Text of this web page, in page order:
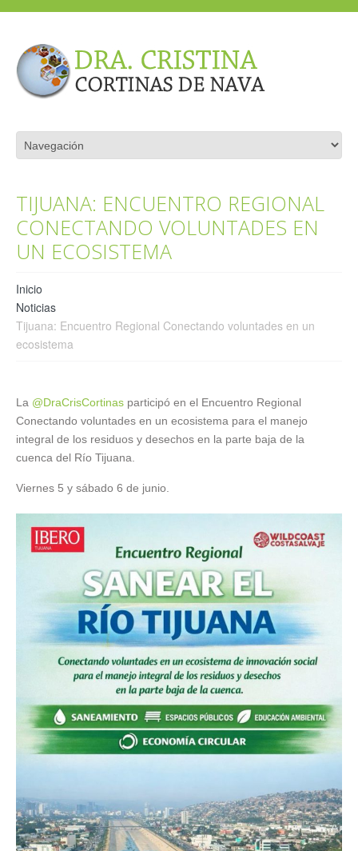
TIJUANA: ENCUENTRO REGIONAL
CONECTANDO VOLUNTADES EN
UN ECOSISTEMA
Inicio
Noticias
Tijuana: Encuentro Regional Conectando voluntades en un
ecosistema
La @DraCrisCortinas participó en el Encuentro Regional
Conectando voluntades en un ecosistema para el manejo
integral de los residuos y desechos en la parte baja de la
cuenca del Río Tijuana.
Viernes 5 y sábado 6 de junio.